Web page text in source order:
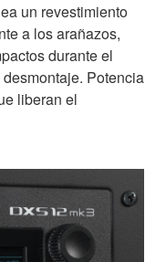
un revestimiento
a los arañazos,
durante el
Potencia
liberan el